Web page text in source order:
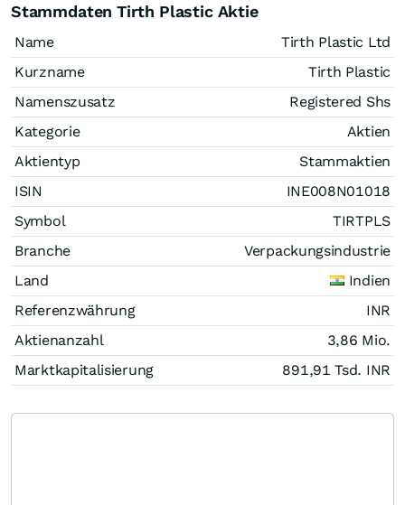
Stammdaten Tirth Plastic Aktie
Name
Tirth Plastic Ltd
Kurzname
Tirth Plastic
Namenszusatz
Registered Shs
Kategorie
Aktien
Aktientyp
Stammaktien
ISIN
INE008N01018
Symbol
TIRTPLS
Branche
Verpackungsindustrie
Land
Indien
Referenzwährung
INR
Aktienanzahl
3,86 Mio.
Marktkapitalisierung
891,91 Tsd. INR